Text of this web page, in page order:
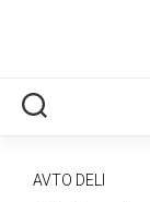
AVTO DELI